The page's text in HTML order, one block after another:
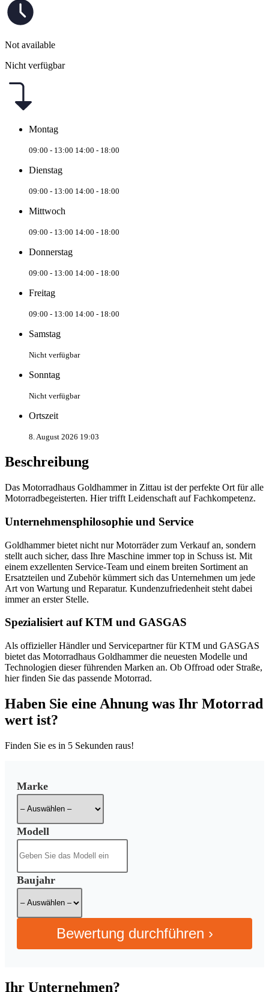
Not available
Nicht verfügbar
Montag
09:00 - 13:00 14:00 - 18:00
Dienstag
09:00 - 13:00 14:00 - 18:00
Mittwoch
09:00 - 13:00 14:00 - 18:00
Donnerstag
09:00 - 13:00 14:00 - 18:00
Freitag
09:00 - 13:00 14:00 - 18:00
Samstag
Nicht verfügbar
Sonntag
Nicht verfügbar
Ortszeit
8. August 2026 19:03
Beschreibung
Das Motorradhaus Goldhammer in Zittau ist der perfekte Ort für alle
Motorradbegeisterten. Hier trifft Leidenschaft auf Fachkompetenz.
Unternehmensphilosophie und Service
Goldhammer bietet nicht nur Motorräder zum Verkauf an, sondern
stellt auch sicher, dass Ihre Maschine immer top in Schuss ist. Mit
einem exzellenten Service-Team und einem breiten Sortiment an
Ersatzteilen und Zubehör kümmert sich das Unternehmen um jede
Art von Wartung und Reparatur. Kundenzufriedenheit steht dabei
immer an erster Stelle.
Spezialisiert auf KTM und GASGAS
Als offizieller Händler und Servicepartner für KTM und GASGAS
bietet das Motorradhaus Goldhammer die neuesten Modelle und
Technologien dieser führenden Marken an. Ob Offroad oder Straße,
hier finden Sie das passende Motorrad.
Haben Sie eine Ahnung was Ihr Motorrad
wert ist?
Finden Sie es in 5 Sekunden raus!
Marke
Modell
Baujahr
Bewertung durchführen ›
Ihr Unternehmen?